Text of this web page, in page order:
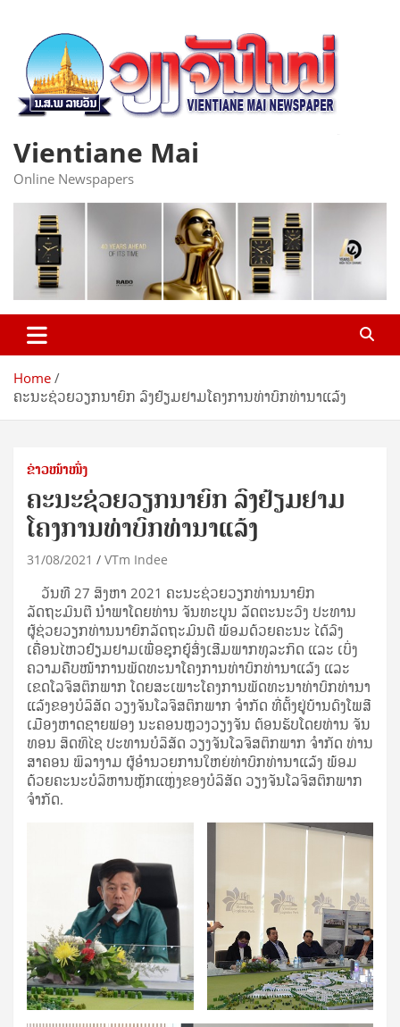
content
Vientiane Mai
Online Newspapers
Home
ຄະນະຊ່ວຍວຽກນາຍົກ ລົງຢ້ຽມຢາມໂຄງການທ່າບົກທ່ານາແລ້ງ
ຂ່າວໜ້າໜຶ່ງ
ຄະນະຊ່ວຍວຽກນາຍົກ ລົງຢ້ຽມຢາມ
ໂຄງການທ່າບົກທ່ານາແລ້ງ
31/08/2021 VTm Indee
​ວັນ​ທີ 27 ສິງຫາ 2021 ​ຄະນະຊ່ວຍວຽກທ່ານນາຍົກ
ລັດຖະມົນຕີ ນຳພາໂດຍທ່ານ ຈັນທະບູນ ລັດຕະນະວົງ ປະທານ
ຜູ້ຊ່ວຍວຽກທ່ານນາຍົກລັດຖະມົນຕີ ພ້ອມດ້ວຍ​ຄະນະ ໄດ້ລົງ
ເຄື່ອນໄຫວຢ້ຽມຢາມເພື່ອຊຸກຍູ້ສົ່ງເສີມພາກທຸລະກິດ ແລະ ເບິ່ງ
ຄວາມຄືບໜ້າການພັດທະນາໂຄງການທ່າບົກທ່ານາແລ້ງ ແລະ
ເຂດໂລຈິສຕິກພາກ ໂດຍສະເພາະໂຄງການພັດທະນາທ່າບົກທ່ານາ
ແລ້ງຂອງບໍລິສັດ ວຽງຈັນໂລຈິສຕິກພາກ ຈຳກັດ ທີ່ຕັ້ງຢູ່ບ້ານ​ດົງ​ໂພ​ສີ
​ເມືອງ​ຫາດ​ຊາຍ​ຟອງ ນະຄອນຫຼວງ​ວຽງ​ຈັນ ຕ້ອນຮັບໂດຍທ່ານ ຈັນ
ທອນ ສິດທິໄຊ ປະທານບໍລິສັດ ວຽງຈັນໂລຈິສຕິກພາກ ຈຳກັດ ທ່ານ
ສາຄອນ ພິລາງາມ ຜູ້ອຳນວຍການໃຫຍ່ທ່າບົກທ່ານາແລ້ງ ພ້ອມ
ດ້ວຍຄະນະບໍລິຫານຫຼັກແຫຼ່ງຂອງບໍລິສັດ ວຽງຈັນໂລຈິສຕິກພາກ
ຈໍາກັດ.